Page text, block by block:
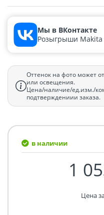
Мы в ВКонтакте
Розыгрыши
Оттенок на фото может
или освещения.
Цена/наличие/ед.изм./
подтверждениии заказа.
в наличии
1
Цена